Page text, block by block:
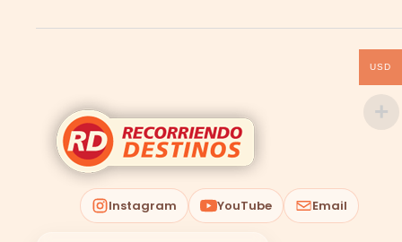
Instagram YouTube Email
USD